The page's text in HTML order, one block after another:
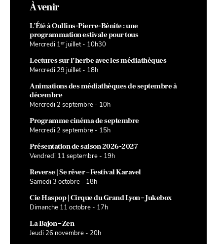
À venir
L’Été à Oullins-Pierre-Bénite : une
programmation estivale pour tous
Mercredi 1er juillet - 10h30
Lectures sur l’herbe avec les médiathèques
Mercredi 29 juillet - 18h
Animations des médiathèques de septembre à
décembre
Mercredi 2 septembre - 10h
Programme cinéma de septembre
Mercredi 2 septembre - 15h
Présentation de saison 2026-2027
Vendredi 11 septembre - 19h
Reverse | Se rêver – Festival Karavel
Samedi 3 octobre - 18h
Cie Haspop | Cirque du Grand Lyon – Jukebox
Dimanche 11 octobre - 17h
La Bajon – Zen
Jeudi 26 novembre - 20h